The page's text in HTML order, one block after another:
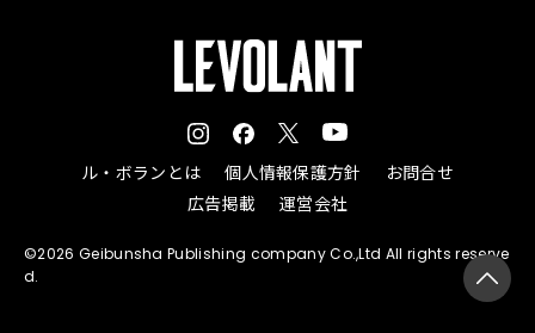
ル・ボランとは 個人情報保護方針
お問合せ
広告掲載
運営会社
©2026 Geibunsha Publishing company Co.,Ltd All rights reserve
d.